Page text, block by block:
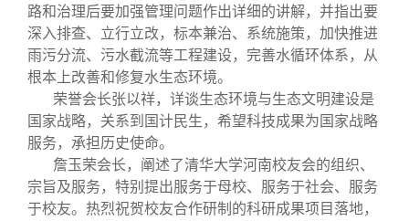
路和治理后要加强管理问题作出详细的讲解，并指出要
深入排查、立行立改，标本兼治、系统施策，加快推进
雨污分流、污水截流等工程建设，完善水循环体系，从
根本上改善和修复水生态环境。
荣誉会长张以祥，详谈生态环境与生态文明建设是
国家战略，关系到国计民生，希望科技成果为国家战略
服务，承担历史使命。
詹玉荣会长，阐述了清华大学河南校友会的组织、
宗旨及服务，特别提出服务于母校、服务于社会、服务
于校友。热烈祝贺校友合作研制的科研成果项目落地，